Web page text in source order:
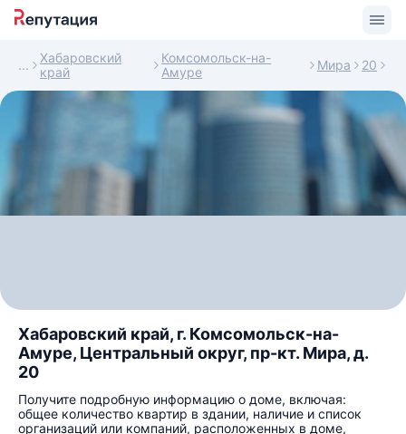
Хабаровский
край
Комсомольск-на-
Амуре
Мира 20
Хабаровский край, г. Комсомольск-на-
Амуре, Центральный округ, пр-кт. Мира, д.
20
Получите подробную информацию о доме, включая:
общее количество квартир в здании, наличие и список
организаций или компаний, расположенных в доме,